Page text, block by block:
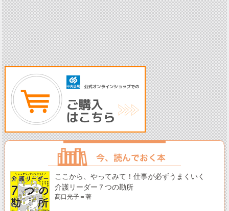
ここから、やってみて！仕事が必ずうまくいく
介護リーダー７つの勘所
髙口光子＝著